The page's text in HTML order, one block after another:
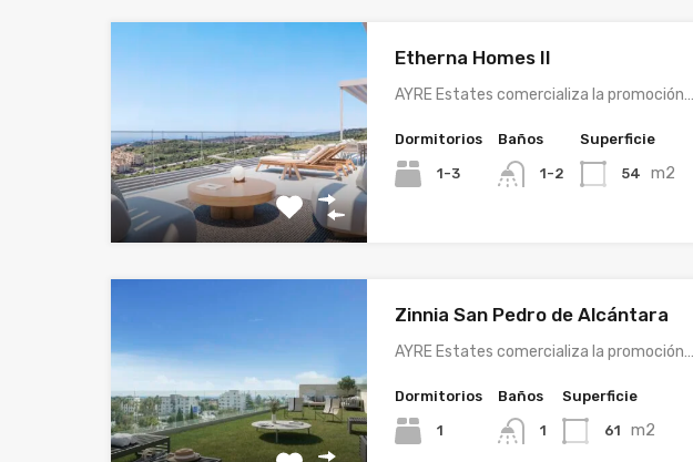
Etherna Homes II
AYRE Estates comercializa la promoción…
Dormitorios
1-3
Baños
1-2
Superficie
54 m2
Zinnia San Pedro de Alcántara
AYRE Estates comercializa la promoción…
Dormitorios
1
Baños
1
Superficie
61 m2